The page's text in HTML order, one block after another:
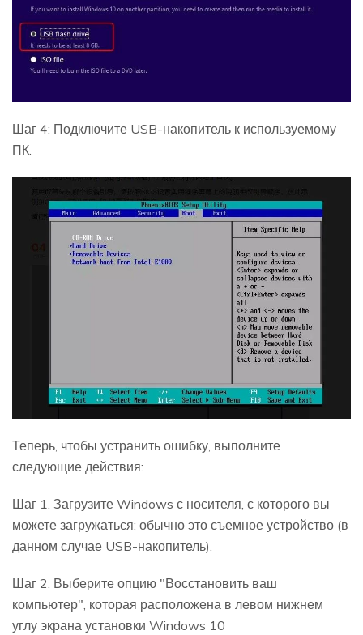
Шаг 4: Подключите USB-накопитель к используемому
ПК.
Теперь, чтобы устранить ошибку, выполните
следующие действия:
Шаг 1. Загрузите Windows с носителя, с которого вы
можете загружаться; обычно это съемное устройство (в
данном случае USB-накопитель).
Шаг 2: Выберите опцию "Восстановить ваш
компьютер", которая расположена в левом нижнем
углу экрана установки Windows 10